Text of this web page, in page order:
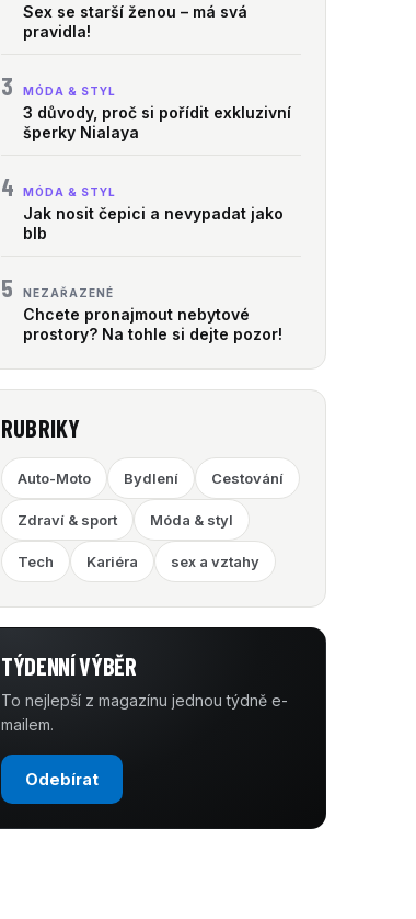
Sex se starší ženou – má svá
pravidla!
3 MÓDA & STYL
3 důvody, proč si pořídit exkluzivní
šperky Nialaya
4 MÓDA & STYL
Jak nosit čepici a nevypadat jako
blb
5 NEZAŘAZENÉ
Chcete pronajmout nebytové
prostory? Na tohle si dejte pozor!
RUBRIKY
Auto-Moto Bydlení Cestování
Zdraví & sport Móda & styl
Tech Kariéra sex a vztahy
TÝDENNÍ VÝBĚR
To nejlepší z magazínu jednou týdně e-
mailem.
Odebírat